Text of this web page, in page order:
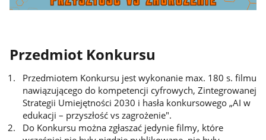
Przedmiot Konkursu
Przedmiotem Konkursu jest wykonanie max. 180 s. filmu
nawiązującego do kompetencji cyfrowych, Zintegrowanej
Strategii Umiejętności 2030 i hasła konkursowego „AI w
edukacji – przyszłość vs zagrożenie".
Do Konkursu można zgłaszać jedynie filmy, które